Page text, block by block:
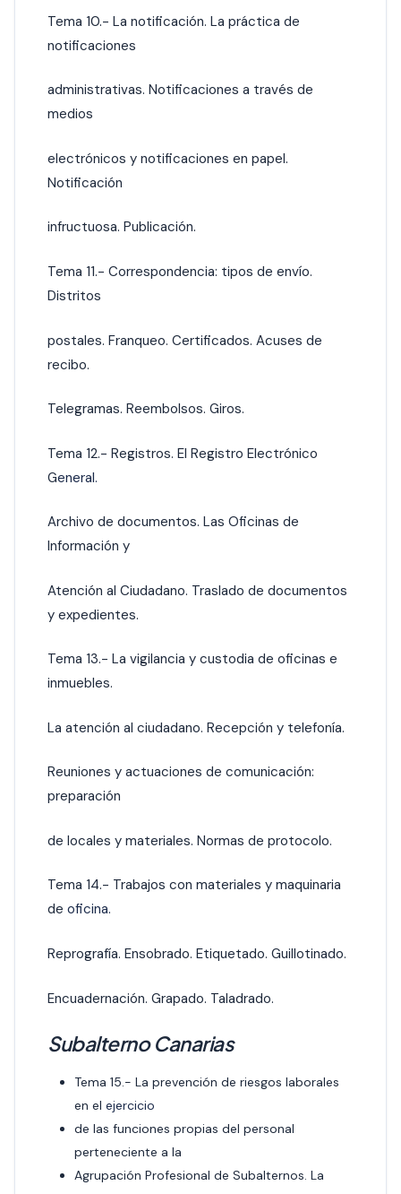
Tema 10.- La notificación. La práctica de
notificaciones
administrativas. Notificaciones a través de
medios
electrónicos y notificaciones en papel.
Notificación
infructuosa. Publicación.
Tema 11.- Correspondencia: tipos de envío.
Distritos
postales. Franqueo. Certificados. Acuses de
recibo.
Telegramas. Reembolsos. Giros.
Tema 12.- Registros. El Registro Electrónico
General.
Archivo de documentos. Las Oficinas de
Información y
Atención al Ciudadano. Traslado de documentos
y expedientes.
Tema 13.- La vigilancia y custodia de oficinas e
inmuebles.
La atención al ciudadano. Recepción y telefonía.
Reuniones y actuaciones de comunicación:
preparación
de locales y materiales. Normas de protocolo.
Tema 14.- Trabajos con materiales y maquinaria
de oficina.
Reprografía. Ensobrado. Etiquetado. Guillotinado.
Encuadernación. Grapado. Taladrado.
Subalterno Canarias
Tema 15.- La prevención de riesgos laborales
en el ejercicio
de las funciones propias del personal
perteneciente a la
Agrupación Profesional de Subalternos. La